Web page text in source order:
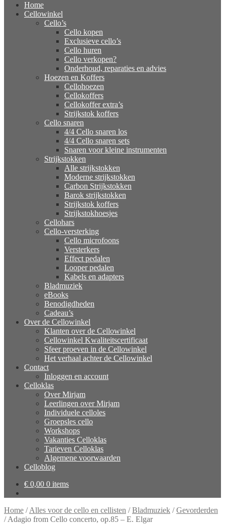
Home
Cellowinkel
Cello’s
Cello kopen
Exclusieve cello’s
Cello huren
Cello verkopen?
Onderhoud, reparaties en advies
Hoezen en Koffers
Cellohoezen
Cellokoffers
Cellokoffer extra’s
Strijkstok koffers
Cello snaren
4/4 Cello snaren los
4/4 Cello snaren sets
Snaren voor kleine instrumenten
Strijkstokken
Alle strijkstokken
Moderne strijkstokken
Carbon Strijkstokken
Barok strijkstokken
Strijkstok koffers
Strijkstokhoesjes
Cellohars
Cello-versterking
Cello microfoons
Versterkers
Effect pedalen
Looper pedalen
Kabels en adapters
Bladmuziek
eBooks
Benodigdheden
Cadeau’s
Over de Cellowinkel
Klanten over de Cellowinkel
Cellowinkel Kwaliteitscertificaat
Sfeer proeven in de Cellowinkel
Het verhaal achter de Cellowinkel
Contact
Inloggen en account
Celloklas
Over Mirjam
Leerlingen over Mirjam
Individuele celloles
Groepsles cello
Workshops
Vakanties Celloklas
Tarieven Celloklas
Algemene voorwaarden
Celloblog
€ 0,00 0 items
Home /Alles voor de cello en cellisten /Bladmuziek /Gevorderden
/Adagio from Cello concerto, op.85 – E. Elgar